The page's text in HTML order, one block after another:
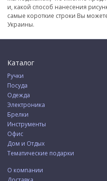
и, какой способ нанесения
самые короткие строки Вы
Украины.
Каталог
Ручки
Посуда
Одежда
Электроника
Брелки
Инструменты
Офис
Дом и Отдых
Тематические подарки
О компании